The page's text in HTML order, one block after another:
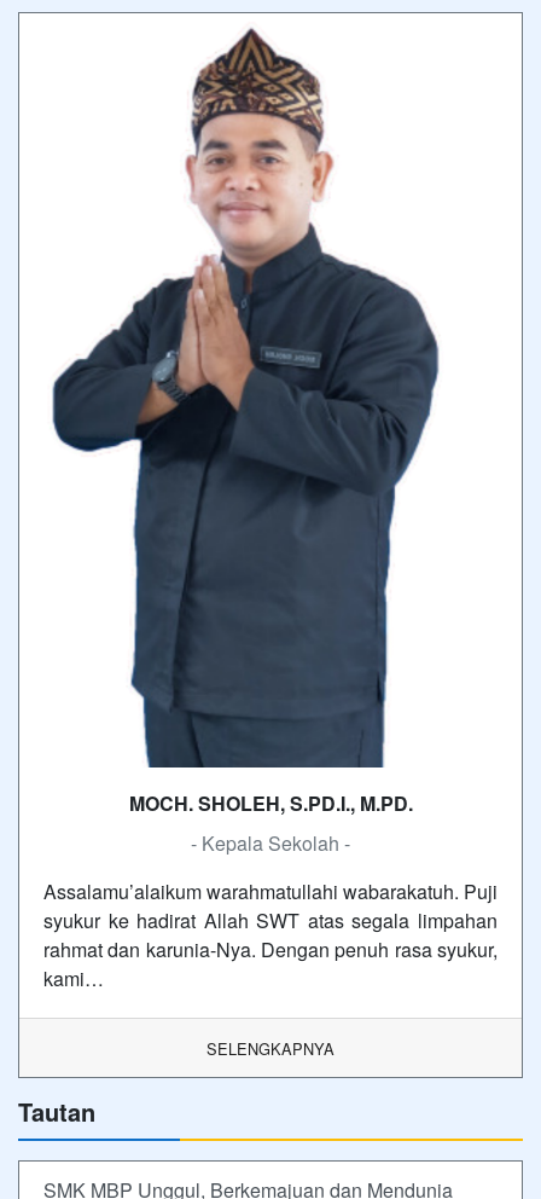
MOCH. SHOLEH, S.PD.I., M.PD.
- Kepala Sekolah -
Assalamu’alaikum warahmatullahi wabarakatuh. Puji
syukur ke hadirat Allah SWT atas segala limpahan
rahmat dan karunia-Nya. Dengan penuh rasa syukur,
kami…
SELENGKAPNYA
Tautan
SMK MBP Unggul, Berkemajuan dan Mendunia